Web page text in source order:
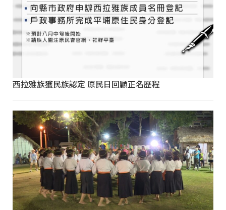
西拉雅族獲民族認定 原民日回顧正名歷程